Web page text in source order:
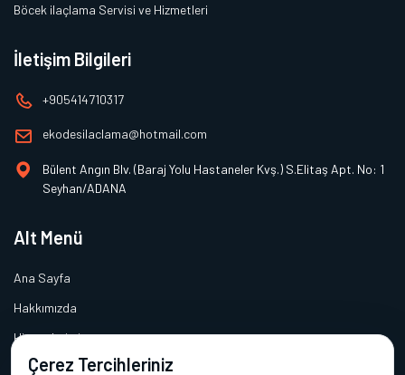
Böcek ilaçlama Servisi ve Hizmetleri
İletişim Bilgileri
+905414710317
ekodesilaclama@hotmail.com
Bülent Angın Blv. (Baraj Yolu Hastaneler Kvş.) S.Elitaş Apt. No: 1
Seyhan/ADANA
Alt Menü
Ana Sayfa
Hakkımızda
Hizmetlerimiz
Galeri
Çerez Tercihleriniz